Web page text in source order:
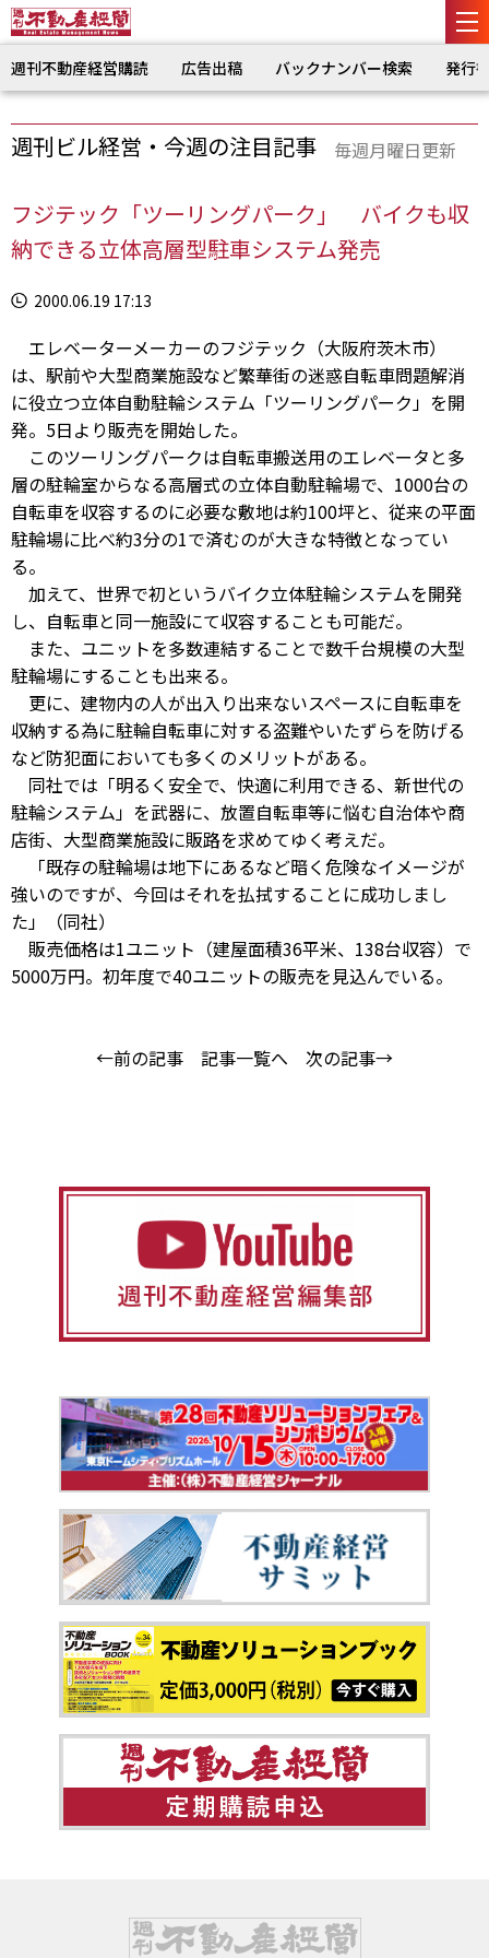
週刊不動産経営購読 広告出稿 バックナンバー検索 発行
週刊ビル経営・今週の注目記事 毎週月曜日更新
フジテック「ツーリングパーク」 バイクも収
納できる立体高層型駐車システム発売
2000.06.19 17:13
エレベーターメーカーのフジテック（大阪府茨木市）
は、駅前や大型商業施設など繁華街の迷惑自転車問題解消
に役立つ立体自動駐輪システム「ツーリングパーク」を開
発。5日より販売を開始した。
このツーリングパークは自転車搬送用のエレベータと多
層の駐輪室からなる高層式の立体自動駐輪場で、1000台の
自転車を収容するのに必要な敷地は約100坪と、従来の平面
駐輪場に比べ約3分の1で済むのが大きな特徴となってい
る。
加えて、世界で初というバイク立体駐輪システムを開発
し、自転車と同一施設にて収容することも可能だ。
また、ユニットを多数連結することで数千台規模の大型
駐輪場にすることも出来る。
更に、建物内の人が出入り出来ないスペースに自転車を
収納する為に駐輪自転車に対する盗難やいたずらを防げる
など防犯面においても多くのメリットがある。
同社では「明るく安全で、快適に利用できる、新世代の
駐輪システム」を武器に、放置自転車等に悩む自治体や商
店街、大型商業施設に販路を求めてゆく考えだ。
「既存の駐輪場は地下にあるなど暗く危険なイメージが
強いのですが、今回はそれを払拭することに成功しまし
た」（同社）
販売価格は1ユニット（建屋面積36平米、138台収容）で
5000万円。初年度で40ユニットの販売を見込んでいる。
←前の記事 記事一覧へ 次の記事→